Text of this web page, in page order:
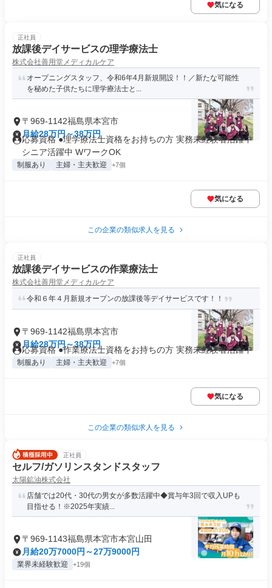
気になる
正社員
放課後デイサービスの理学療法士
株式会社善用堂メディカルケア
オープニングスタッフ、令和6年4月新規開設！！／新たな可能性
を秘めた子供たちに理学療法士と...
〒969-1142福島県本宮市
月給28万円～38万円
応募資格 ●理学療法士資格をお持ちの方 実務未経験者活躍中
シニア活躍中 WワークOK
制服あり 主婦・主夫歓迎 +7個
気になる
この企業の類似求人を見る
正社員
放課後デイサービスの作業療法士
株式会社善用堂メディカルケア
令和６年４月新規オープンの放課後等デイサービスです！！
〒969-1142福島県本宮市
月給28万円～38万円
応募資格 ●作業療法士資格をお持ちの方 実務未経験者活躍中
制服あり 主婦・主夫歓迎 +7個
気になる
この企業の類似求人を見る
正社員
セルフ/ガソリンスタンドスタッフ
太陽鉱油株式会社
店舗では20代・30代の男女が多数活躍中◆賞与年3回で収入UPも
目指せる！※2025年実績...
〒969-1143福島県本宮市本宮山田
月給20万7000円～27万9000円
業界未経験歓迎 +19個